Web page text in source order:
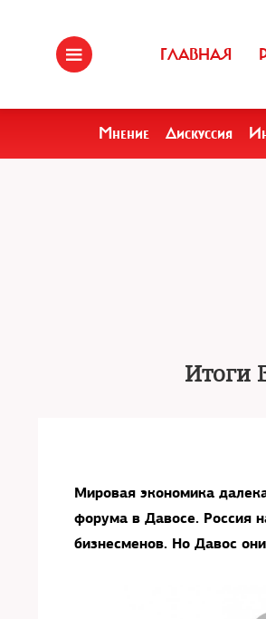
ГЛАВНАЯ
Мнение Дискуссия
Итоги
Мировая экономика
форума в Давосе. Россия
бизнесменов. Но Давос